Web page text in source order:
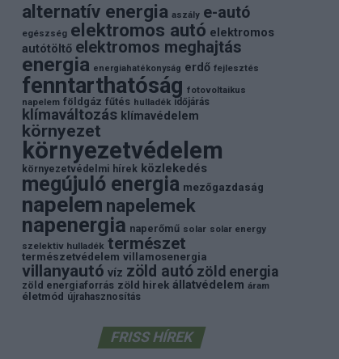
alternatív energia aszály e-autó
egészség elektromos autó elektromos
autótöltő elektromos meghajtás
energia energiahatékonyság erdő fejlesztés
fenntarthatóság fotovoltaikus
napelem földgáz fűtés hulladék időjárás
klímaváltozás klímavédelem
környezet
környezetvédelem
környezetvédelmi hírek közlekedés
megújuló energia mezőgazdaság
napelem napelemek
napenergia naperőmű solar solar energy
szelektiv hulladék természet
természetvédelem villamosenergia
villanyautó víz zöld autó zöld energia
zöld energiaforrás zöld hirek állatvédelem áram
életmód újrahasznosítás
FRISS HÍREK